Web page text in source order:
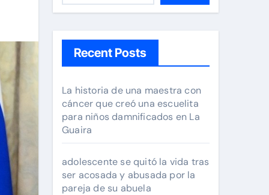
Recent Posts
La historia de una maestra con
cáncer que creó una escuelita
para niños damnificados en La
Guaira
adolescente se quitó la vida tras
ser acosada y abusada por la
pareja de su abuela